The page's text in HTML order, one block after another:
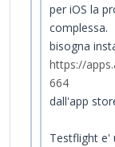
per iOS la
complessa.
bisogna
https://
664
dall'app
Testflight e'